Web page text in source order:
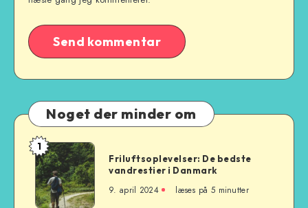
Noget der minder om
Friluftsoplevelser:
De
bedste
vandrestier
1
Friluftsoplevelser: De bedste
vandrestier i Danmark
9. april 2024 læses på 5 minutter